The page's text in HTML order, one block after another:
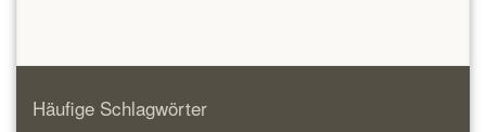
Häufige Schlagwörter